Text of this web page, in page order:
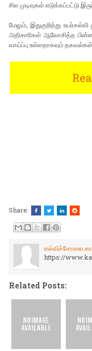
சில முடிவுகள் எடுக்கப்பட்டு
மேலும், இதுகுறித்து
அதிகாரிகள் ஆலோசித்த
வாய்ப்பு உள்ளதாகவும்
Share:
https://
Related Posts: